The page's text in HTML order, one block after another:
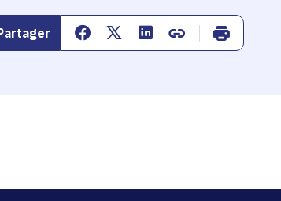
Partager sur Facebook
Partager sur Twitter
Partager sur Linkedin
Copier dans le
Imprimer